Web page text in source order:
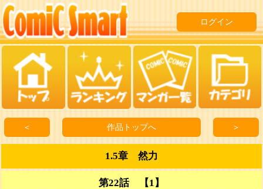
ログイン
＜ 作品トップへ ＞
1.5章 然力
第22話 【1】